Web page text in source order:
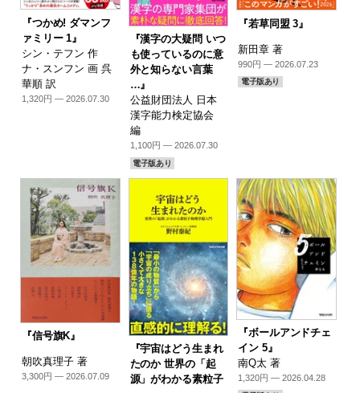
『つかめ! ダマンフ
ァミリー 1』
シン・テフン 作
ナ・スンフン 画 呉
華順 訳
1,320円 — 2026.07.30
『漢字の大疑問 いつ
も使っているのに意
外と知らない言葉
…』
公益財団法人 日本
漢字能力検定協会
編
1,100円 — 2026.07.30
電子版あり
『若草同盟 3』
新田章 著
990円 — 2026.07.23
電子版あり
『信号旗K』
朝吹真理子 著
3,300円 — 2026.07.09
『宇宙はどう生まれ
たのか 世界の「起
源」がわかる素粒子
『ボールアンドチェ
イン 5』
南Q太 著
1,320円 — 2026.04.28